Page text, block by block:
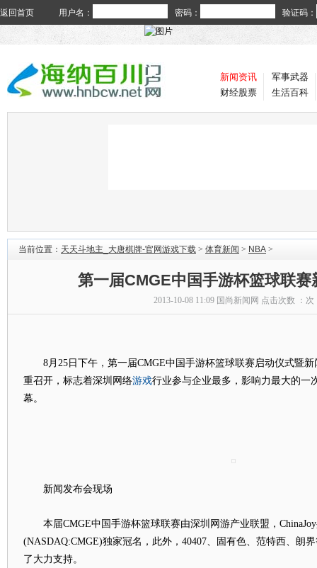
返回首页 用户名： 密码： 验证码：
新闻资讯
财经股票
军事武器
生活百科
当前位置： 天天斗地主_大唐棋牌-官网游戏下载 > 体育新闻 > NBA >
第一届CMGE中国手游杯篮球联赛
2013-10-08 11:09 国尚新闻网 点击次数 ： 次
8月25日下午，第一届CMGE中国手游杯篮球联赛启动仪式暨新
重召开，标志着深圳网络游戏行业参与企业最多，影响力最大的一
幕。
新闻发布会现场
本届CMGE中国手游杯篮球联赛由深圳网游产业联盟，ChinaJoy
(NASDAQ:CMGE)独家冠名，此外，40407、固有色、范特西、朗
了大力支持。